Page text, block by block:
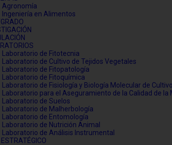
Agronomía
Ingeniería en Alimentos
Laboratorio de Fitotecnia
Laboratorio de Cultivo de Tejidos Vegetales
Laboratorio de Fitopatología
Laboratorio de Fitoquímica
Laboratorio de Fisiología y Biología Molecular de
Laboratorio para el Aseguramiento de la Calidad de la
Laboratorio de Suelos
Laboratorio de Malherbología
Laboratorio de Entomología
Laboratorio de Nutrición Animal
Laboratorio de Análisis Instrumental